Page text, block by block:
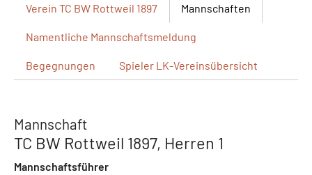
Verein TC BW Rottweil 1897 Mannschaften
Namentliche Mannschaftsmeldung
Begegnungen Spieler LK-Vereinsübersicht
Mannschaft
TC BW Rottweil 1897, Herren 1
Mannschaftsführer